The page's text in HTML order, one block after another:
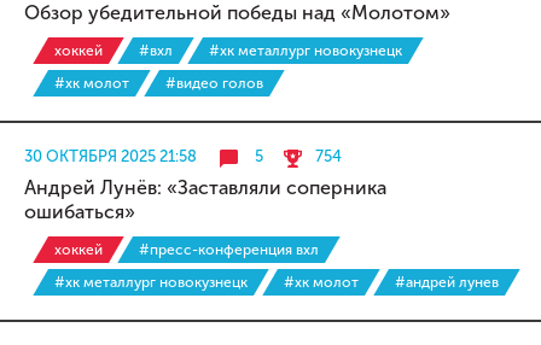
Обзор убедительной победы над «Молотом»
хоккей #вхл
#хк металлург новокузнецк
#хк молот
#видео голов
30 ОКТЯБРЯ 2025 21:58 5 754
Андрей Лунёв: «Заставляли соперника
ошибаться»
хоккей
#пресс-конференция вхл
#хк металлург новокузнецк
#хк молот #андрей лунев